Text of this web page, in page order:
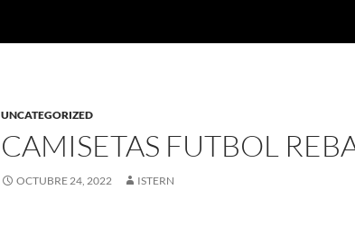
UNCATEGORIZED
CAMISETAS FUTBOL
OCTUBRE 24, 2022 ISTERN